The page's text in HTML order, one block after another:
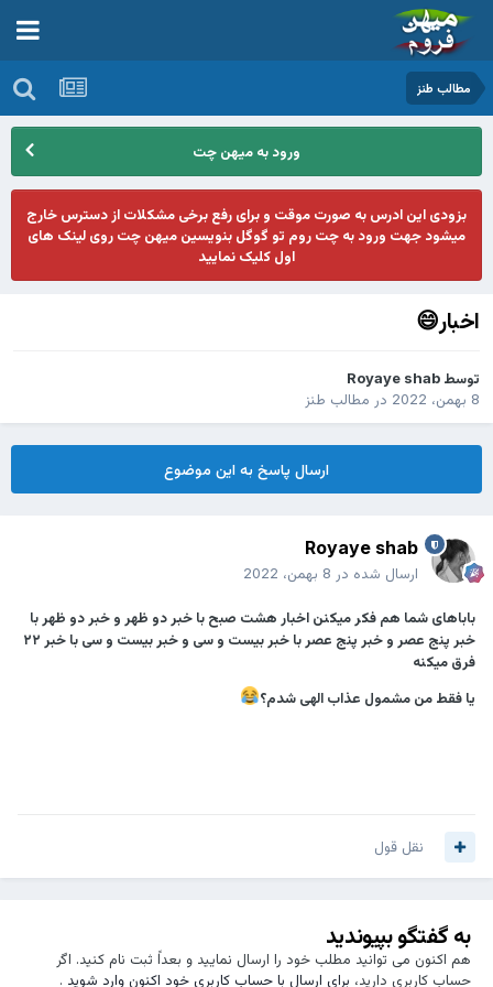
مطالب طنز
ورود به میهن چت
بزودی این ادرس به صورت موقت و برای رفع برخی مشکلات از دسترس خارج
میشود جهت ورود به چت روم تو گوگل بنویسین میهن چت روی لینک های
اول کلیک نمایید
اخبار😄
توسط Royaye shab
8 بهمن، 2022
در مطالب طنز
ارسال پاسخ به این موضوع
Royaye shab
ارسال شده در 8 بهمن، 2022
‏باباهای شما هم فکر میکنن اخبار هشت صبح با خبر دو ظهر و خبر دو ظهر با
خبر پنج عصر و خبر پنج عصر با خبر بیست و سی و خبر بیست و سی با خبر ۲۲
فرق میکنه
یا فقط من مشمول عذاب الهی شدم؟
نقل قول
به گفتگو بپیوندید
هم اکنون می توانید مطلب خود را ارسال نمایید و بعداً ثبت نام کنید. اگر
حساب کاربری دارید، برای ارسال با حساب کاربری خود اکنون وارد شوید.